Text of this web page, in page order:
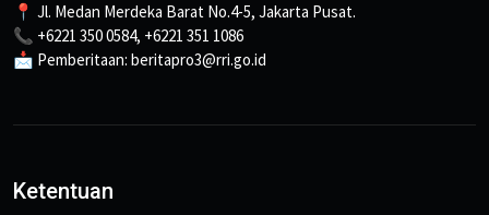
📍 Jl. Medan Merdeka Barat No.4-5, Jakarta Pusat.
📞 +6221 350 0584, +6221 351 1086
📩 Pemberitaan: beritapro3@rri.go.id
Ketentuan